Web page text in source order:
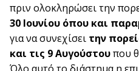
πριν ολοκληρώσει την
30 Ιουνίου όπου και
για να συνεχίσει την
και τις 9 Αυγούστουπου
Όλο αυτό το διάστημα η